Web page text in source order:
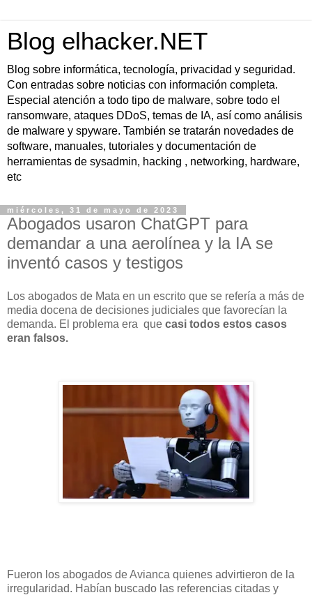
Blog elhacker.NET
Blog sobre informática, tecnología, privacidad y seguridad.
Con entradas sobre noticias con información completa.
Especial atención a todo tipo de malware, sobre todo el
ransomware, ataques DDoS, temas de IA, así como análisis
de malware y spyware. También se tratarán novedades de
software, manuales, tutoriales y documentación de
herramientas de sysadmin, hacking , networking, hardware,
etc
miércoles, 31 de mayo de 2023
Abogados usaron ChatGPT para
demandar a una aerolínea y la IA se
inventó casos y testigos
Los abogados de Mata en un escrito que se refería a más de
media docena de decisiones judiciales que favorecían la
demanda. El problema era que casi todos estos casos
eran falsos.
Fueron los abogados de Avianca quienes advirtieron de la
irregularidad. Habían buscado las referencias citadas y